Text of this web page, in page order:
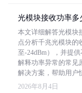
光模块接收功率多
本文详细解答光模块
点分析千兆光模块的
至-24dBm），并提
解释功率异常的常见
解决方案，帮助用户
2026年8月4日